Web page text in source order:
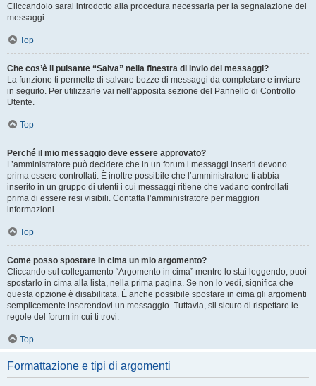
Cliccandolo sarai introdotto alla procedura necessaria per la segnalazione dei
messaggi.
Top
Che cos’è il pulsante “Salva” nella finestra di invio dei messaggi?
La funzione ti permette di salvare bozze di messaggi da completare e inviare
in seguito. Per utilizzarle vai nell’apposita sezione del Pannello di Controllo
Utente.
Top
Perché il mio messaggio deve essere approvato?
L’amministratore può decidere che in un forum i messaggi inseriti devono
prima essere controllati. È inoltre possibile che l’amministratore ti abbia
inserito in un gruppo di utenti i cui messaggi ritiene che vadano controllati
prima di essere resi visibili. Contatta l’amministratore per maggiori
informazioni.
Top
Come posso spostare in cima un mio argomento?
Cliccando sul collegamento “Argomento in cima” mentre lo stai leggendo, puoi
spostarlo in cima alla lista, nella prima pagina. Se non lo vedi, significa che
questa opzione è disabilitata. È anche possibile spostare in cima gli argomenti
semplicemente inserendovi un messaggio. Tuttavia, sii sicuro di rispettare le
regole del forum in cui ti trovi.
Top
Formattazione e tipi di argomenti